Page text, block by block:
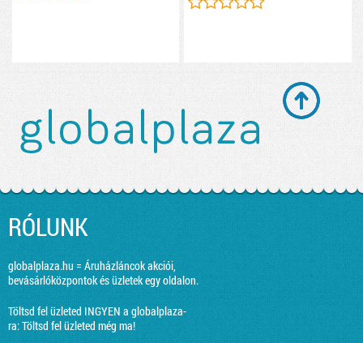
RÓLUNK
globalplaza.hu = Áruházláncok akciói,
bevásárlóközpontok és üzletek egy oldalon.
Töltsd fel üzleted INGYEN a globalplaza-
ra:Töltsd fel üzleted még ma!